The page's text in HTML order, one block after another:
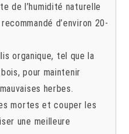
de l’humidité naturelle
d’environ 20-
organique, tel que la
pour maintenir
herbes.
mortes et couper les
une meilleure